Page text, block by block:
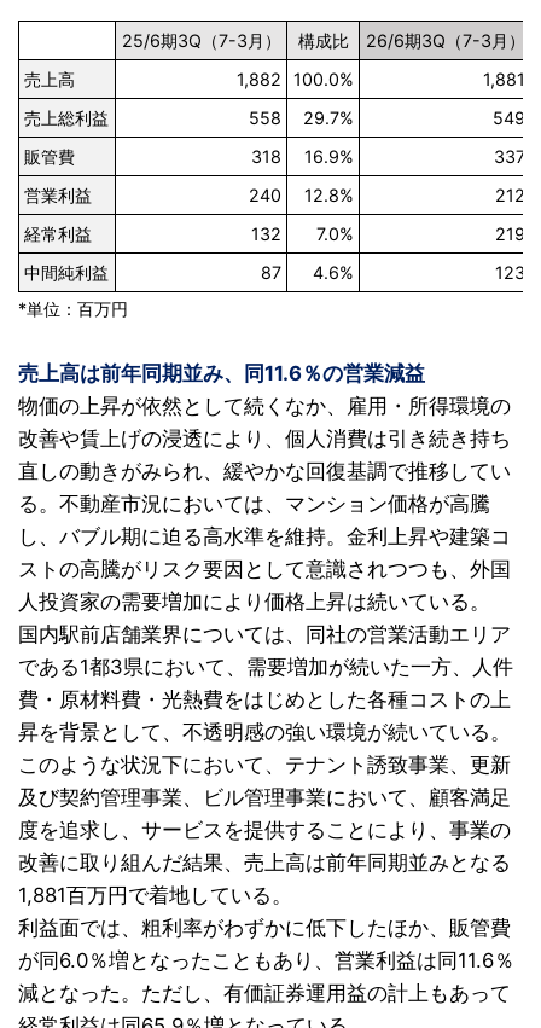
25/6期3Q（7-3月） 構成比
26/6期3Q（7-3月）
売上高
1,882 100.0% 1,881
売上総利益
558 29.7%
549
販管費
318 16.9%
337
営業利益
240 12.8%
212
経常利益
132 7.0%
219
中間純利益
87 4.6%
123
*単位：百万円
売上高は前年同期並み、同11.6％の営業減益
物価の上昇が依然として続くなか、雇用・所得環境の
改善や賃上げの浸透により、個人消費は引き続き持ち
直しの動きがみられ、緩やかな回復基調で推移してい
る。不動産市況においては、マンション価格が高騰
し、バブル期に迫る高水準を維持。金利上昇や建築コ
ストの高騰がリスク要因として意識されつつも、外国
人投資家の需要増加により価格上昇は続いている。
国内駅前店舗業界については、同社の営業活動エリア
である1都3県において、需要増加が続いた一方、人件
費・原材料費・光熱費をはじめとした各種コストの上
昇を背景として、不透明感の強い環境が続いている。
このような状況下において、テナント誘致事業、更新
及び契約管理事業、ビル管理事業において、顧客満足
度を追求し、サービスを提供することにより、事業の
改善に取り組んだ結果、売上高は前年同期並みとなる
1,881百万円で着地している。
利益面では、粗利率がわずかに低下したほか、販管費
が同6.0％増となったこともあり、営業利益は同11.6％
減となった。ただし、有価証券運用益の計上もあって